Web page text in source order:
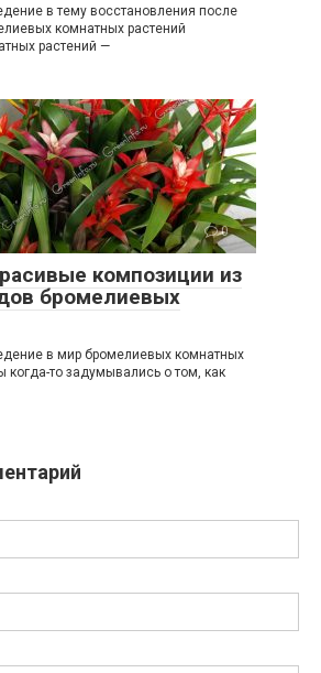
в тему восстановления после
комнатных растений
растений —
0
композиции из
бромелиевых
в мир бромелиевых комнатных
когда-то задумывались о том, как